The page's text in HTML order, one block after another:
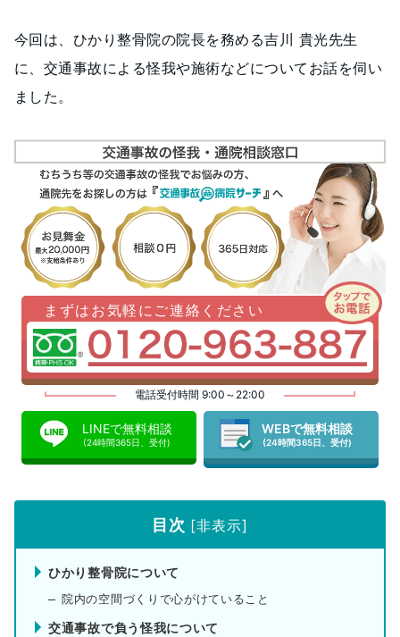
今回は、ひかり整骨院の院長を務める吉川 貴光先生
に、交通事故による怪我や施術などについてお話を伺い
ました。
まずはお気軽にご連絡ください
電話受付時間 9:00～22:00
LINEで無料相談
(24時間365日、受付)
WEBで無料相談
(24時間365日、受付)
目次 [非表示]
ひかり整骨院について
院内の空間づくりで心がけていること
交通事故で負う怪我について